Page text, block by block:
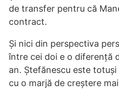
de transfer pentru că
contract.
Și nici din perspectiva
între cei doi e o diferență
an. Ștefănescu este
cu o marjă de creștere